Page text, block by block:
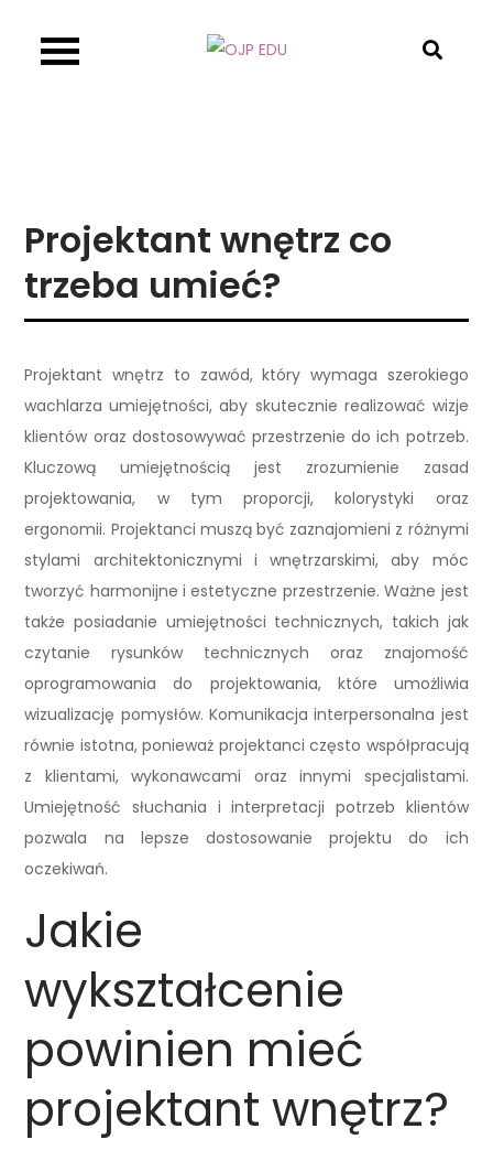
Projektant wnętrz co
trzeba umieć?
Projektant wnętrz to zawód, który wymaga szerokiego
wachlarza umiejętności, aby skutecznie realizować wizje
klientów oraz dostosowywać przestrzenie do ich potrzeb.
Kluczową umiejętnością jest zrozumienie zasad
projektowania, w tym proporcji, kolorystyki oraz
ergonomii. Projektanci muszą być zaznajomieni z różnymi
stylami architektonicznymi i wnętrzarskimi, aby móc
tworzyć harmonijne i estetyczne przestrzenie. Ważne jest
także posiadanie umiejętności technicznych, takich jak
czytanie rysunków technicznych oraz znajomość
oprogramowania do projektowania, które umożliwia
wizualizację pomysłów. Komunikacja interpersonalna jest
równie istotna, ponieważ projektanci często współpracują
z klientami, wykonawcami oraz innymi specjalistami.
Umiejętność słuchania i interpretacji potrzeb klientów
pozwala na lepsze dostosowanie projektu do ich
oczekiwań.
Jakie
wykształcenie
powinien mieć
projektant wnętrz?